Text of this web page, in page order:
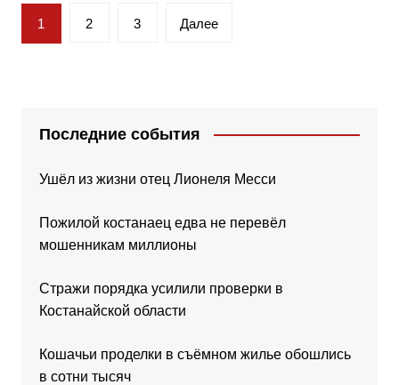
Пагинация
записей
1 2 3 Далее
Последние события
Ушёл из жизни отец Лионеля Месси
Пожилой костанаец едва не перевёл
мошенникам миллионы
Стражи порядка усилили проверки в
Костанайской области
Кошачьи проделки в съёмном жилье обошлись
в сотни тысяч